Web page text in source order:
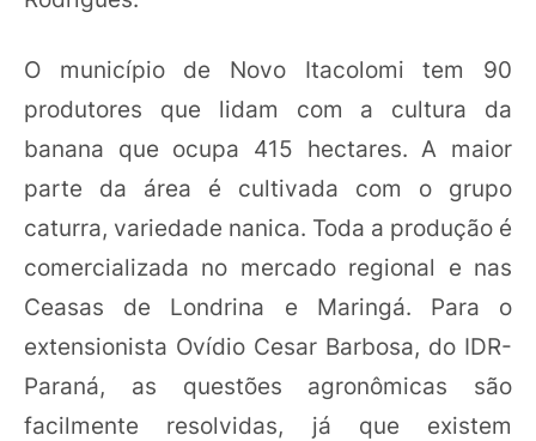
O município de Novo Itacolomi tem 90
produtores que lidam com a cultura da
banana que ocupa 415 hectares. A maior
parte da área é cultivada com o grupo
caturra, variedade nanica. Toda a produção é
comercializada no mercado regional e nas
Ceasas de Londrina e Maringá. Para o
extensionista Ovídio Cesar Barbosa, do IDR-
Paraná, as questões agronômicas são
facilmente resolvidas, já que existem